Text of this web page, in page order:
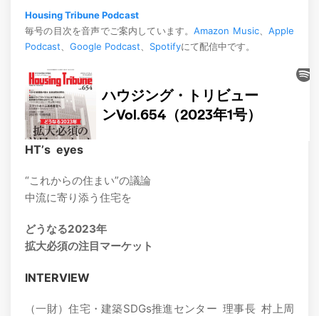
Housing Tribune Podcast
毎号の目次を音声でご案内しています。Amazon Music、Apple
Podcast
Google Podcast Spotifyにて配信中です。
HTʼs eyes
“これからの住まい”の議論
中流に寄り添う住宅を
どうなる2023年
拡大必須の注目マーケット
INTERVIEW
（一財）住宅・建築SDGs推進センター 理事長 村上周